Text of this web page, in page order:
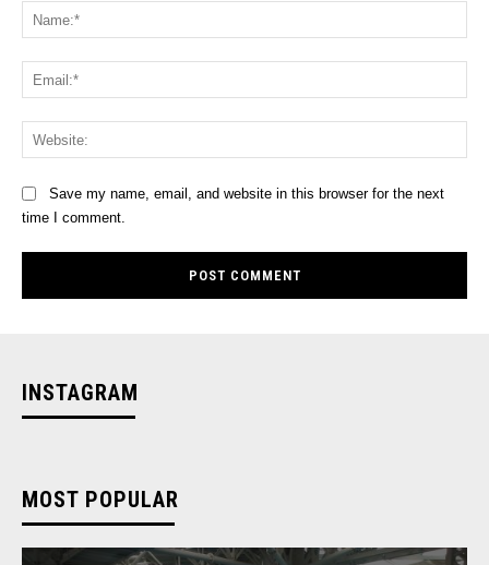
Save my name, email, and website in this browser for the next
time I comment.
INSTAGRAM
MOST POPULAR